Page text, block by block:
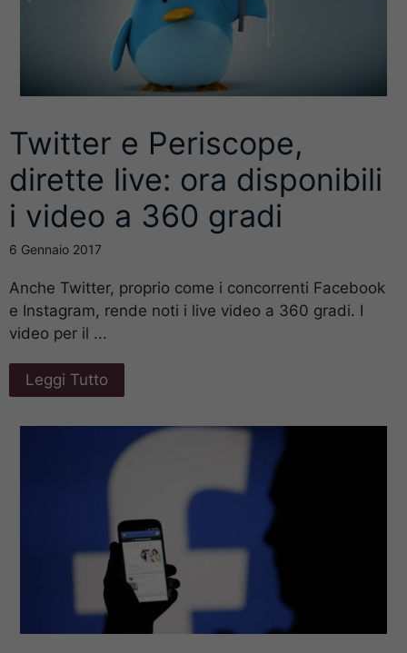
Twitter e Periscope,
dirette live: ora disponibili
i video a 360 gradi
6 Gennaio 2017
Anche Twitter, proprio come i concorrenti Facebook
e Instagram, rende noti i live video a 360 gradi. I
video per il ...
Leggi Tutto